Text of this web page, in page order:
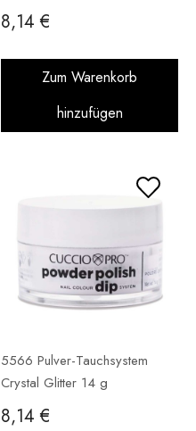
8,14 €
Zum Warenkorb
hinzufügen
5566 Pulver-Tauchsystem
Crystal Glitter 14 g
8,14 €